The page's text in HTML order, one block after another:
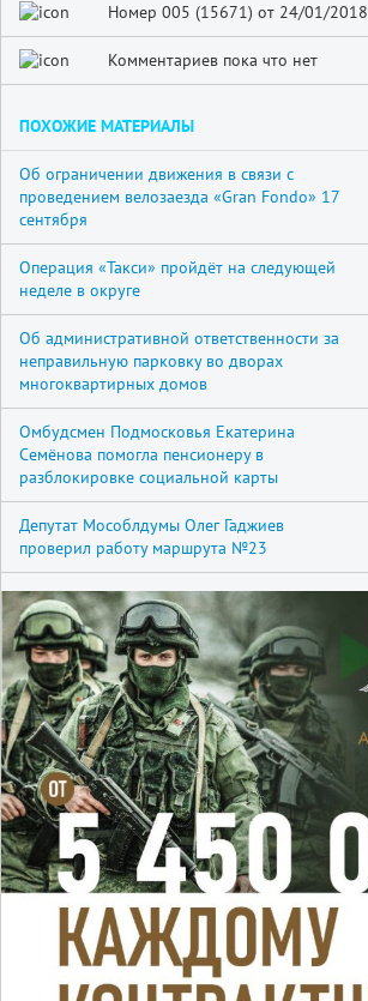
Номер 005 (15671) от 24/01/2018
Комментариев пока что нет
ПОХОЖИЕ МАТЕРИАЛЫ
Об ограничении движения в связи с
проведением велозаезда «Gran Fondo» 17
сентября
Операция «Такси» пройдёт на следующей
неделе в округе
Об административной ответственности за
неправильную парковку во дворах
многоквартирных домов
Омбудсмен Подмосковья Екатерина
Семёнова помогла пенсионеру в
разблокировке социальной карты
Депутат Мособлдумы Олег Гаджиев
проверил работу маршрута №23